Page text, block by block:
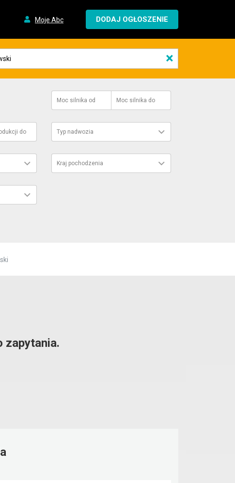
Moje Abc DODAJ OGŁOSZENIE
×
Moc silnika od Moc silnika do
do Typ nadwozia
Kraj pochodzenia
zapytania.